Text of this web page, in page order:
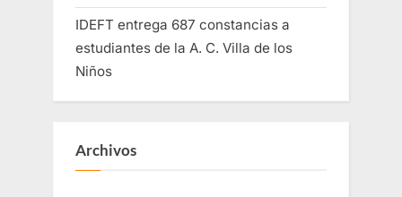
IDEFT entrega 687 constancias a
estudiantes de la A. C. Villa de los
Niños
Archivos